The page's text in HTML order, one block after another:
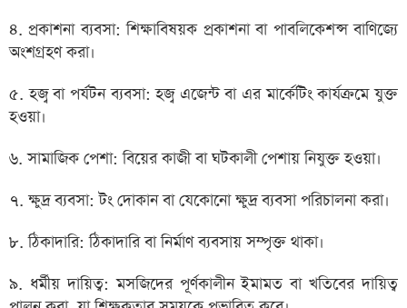
৪. প্রকাশনা ব্যবসা: শিক্ষাবিষয়ক প্রকাশনা বা পাবলিকেশন্স বাণিজ্যে
অংশগ্রহণ করা।
৫. হজ্ব বা পর্যটন ব্যবসা: হজ্ব এজেন্ট বা এর মার্কেটিং কার্যক্রমে যুক্ত
হওয়া।
৬. সামাজিক পেশা: বিয়ের কাজী বা ঘটকালী পেশায় নিযুক্ত হওয়া।
৭. ক্ষুদ্র ব্যবসা: টং দোকান বা যেকোনো ক্ষুদ্র ব্যবসা পরিচালনা করা।
৮. ঠিকাদারি: ঠিকাদারি বা নির্মাণ ব্যবসায় সম্পৃক্ত থাকা।
৯. ধর্মীয় দায়িত্ব: মসজিদের পূর্ণকালীন ইমামত বা খতিবের দায়িত্ব